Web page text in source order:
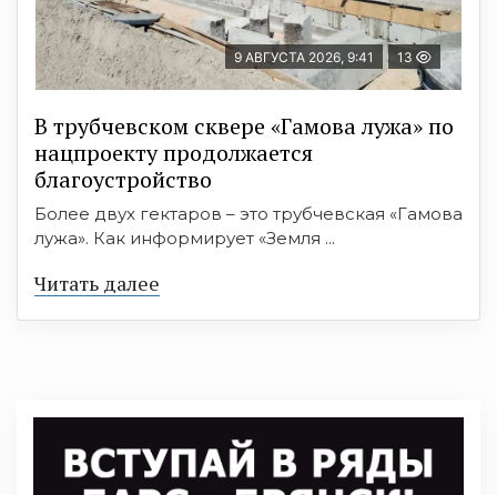
9 АВГУСТА 2026, 9:41 13
В трубчевском сквере «Гамова лужа» по
нацпроекту продолжается
благоустройство
Более двух гектаров – это трубчевская «Гамова
лужа». Как информирует «Земля ...
Читать далее